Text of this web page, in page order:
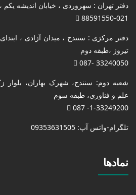
دفتر تهران : سهروردی ، خیابان اندیشه یکم ، پلاک 83
88591550-021
دفتر مرکزی : سنندج ، میدان آزادی ،
تیروژ ،طبقه دوم
33240050 -087
شعبه دوم: سنندج، شهرک بهاران، بلوار
علم و فناوري، طبقه سوم
1-33249200- 087
تلگرام-واتس آپ: 09353631505
نمادها